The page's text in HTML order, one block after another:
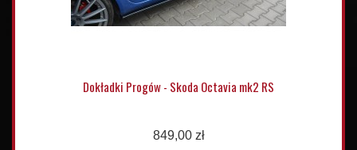
Dokładki Progów - Skoda Octavia mk2 RS
849,00 zł